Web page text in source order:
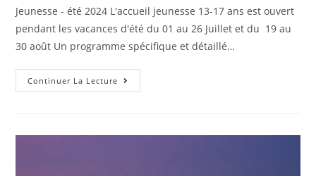
Jeunesse - été 2024 L'accueil jeunesse 13-17 ans est ouvert
pendant les vacances d'été du 01 au 26 Juillet et du 19 au
30 août Un programme spécifique et détaillé…
Continuer La Lecture Programme
Été